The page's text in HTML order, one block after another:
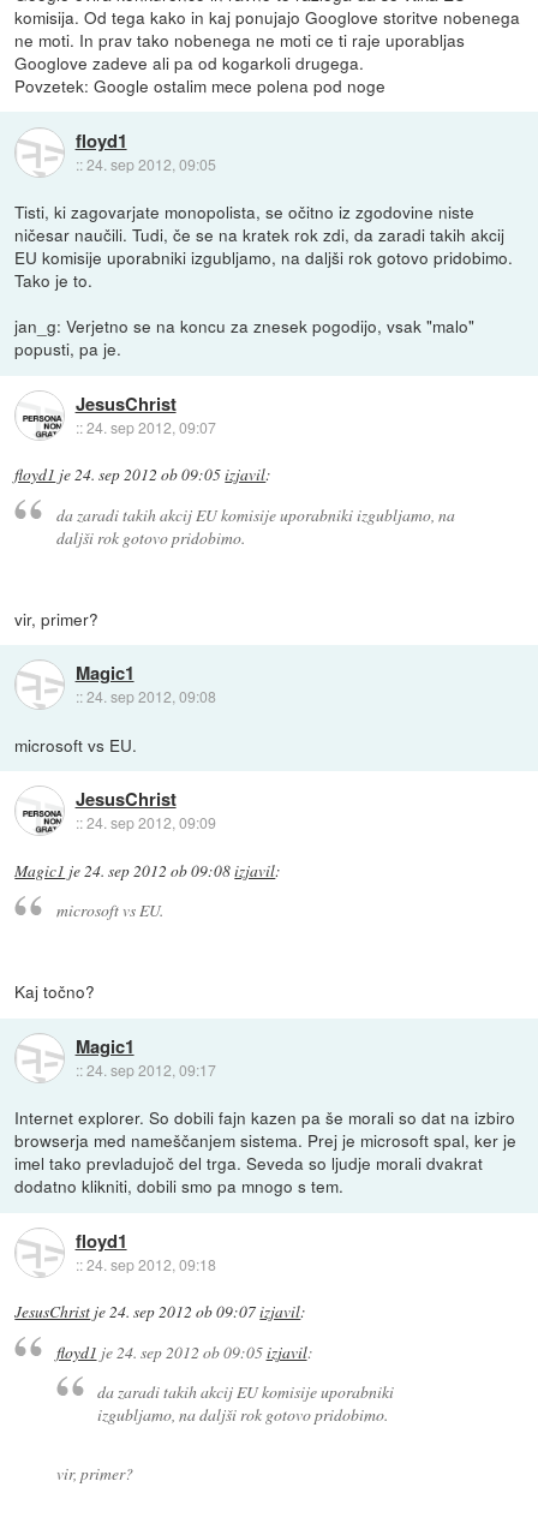
komisija. Od tega kako in kaj ponujajo Googlove storitve nobenega
ne moti. In prav tako nobenega ne moti ce ti raje uporabljas
Googlove zadeve ali pa od kogarkoli drugega.
Povzetek: Google ostalim mece polena pod noge
floyd1
::24. sep 2012, 09:05
Tisti, ki zagovarjate monopolista, se očitno iz zgodovine niste
ničesar naučili. Tudi, če se na kratek rok zdi, da zaradi takih akcij
EU komisije uporabniki izgubljamo, na daljši rok gotovo pridobimo.
Tako je to.
jan_g: Verjetno se na koncu za znesek pogodijo, vsak "malo"
popusti, pa je.
JesusChrist
::24. sep 2012, 09:07
floyd1 je24. sep 2012 ob 09:05izjavil:
da zaradi takih akcij EU komisije uporabniki izgubljamo, na
daljši rok gotovo pridobimo.
vir, primer?
Magic1
::24. sep 2012, 09:08
microsoft vs EU.
JesusChrist
::24. sep 2012, 09:09
Magic1 je24. sep 2012 ob 09:08izjavil:
microsoft vs EU.
Kaj točno?
Magic1
::24. sep 2012, 09:17
Internet explorer. So dobili fajn kazen pa še morali so dat na izbiro
browserja med nameščanjem sistema. Prej je microsoft spal, ker je
imel tako prevladujoč del trga. Seveda so ljudje morali dvakrat
dodatno klikniti, dobili smo pa mnogo s tem.
floyd1
::24. sep 2012, 09:18
JesusChrist je24. sep 2012 ob 09:07izjavil:
floyd1 je24. sep 2012 ob 09:05izjavil:
da zaradi takih akcij EU komisije uporabniki
izgubljamo, na daljši rok gotovo pridobimo.
vir, primer?